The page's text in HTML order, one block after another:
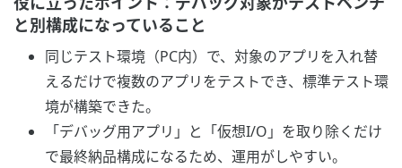
と別構成になっていること
同じテスト環境（PC内）で、対象のアプリを入れ替
えるだけで複数のアプリをテストでき、標準テスト環
境が構築できた。
「デバッグ用アプリ」と「仮想I/O」を取り除くだけ
で最終納品構成になるため、運用がしやすい。